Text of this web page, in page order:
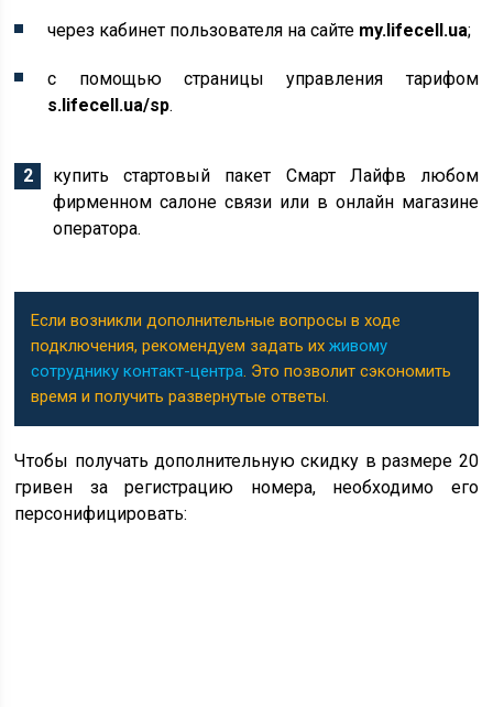
через кабинет пользователя на сайте my.lifecell.ua;
с помощью страницы управления тарифом
s.lifecell.ua/sp.
купить стартовый пакет Смарт Лайфв любом
фирменном салоне связи или в онлайн магазине
оператора.
Если возникли дополнительные вопросы в ходе
подключения, рекомендуем задать ихживому
сотруднику контакт-центра. Это позволит сэкономить
время и получить развернутые ответы.
Чтобы получать дополнительную скидку в размере 20
гривен за регистрацию номера, необходимо его
персонифицировать: